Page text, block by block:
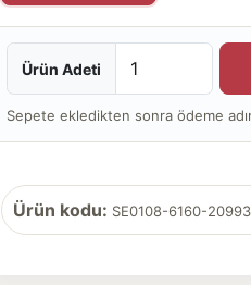
Ürün Adeti
Sepete ekledikten sonra ödeme
Ürün kodu: SE0108-6160-